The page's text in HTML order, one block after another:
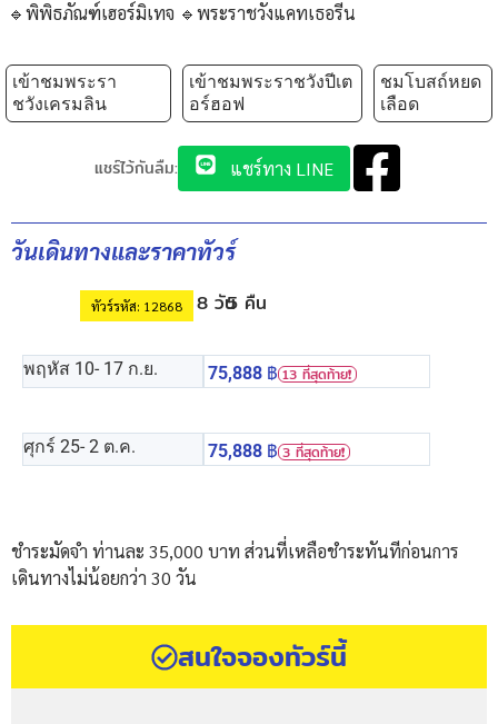
🔹พิพิธภัณฑ์เฮอร์มิเทจ 🔹พระราชวังแคทเธอรีน
เข้าชมพระรา
ชวังเครมลิน
เข้าชมพระราชวังปีเต
อร์ฮอฟ
ชมโบสถ์หยด
เลือด
แชร์ไว้กันลืม: แชร์ทาง LINE
วันเดินทางและราคาทัวร์
ทัวร์รหัส: 12868 8 วัน5 คืน
พฤหัส 10- 17 ก.ย. 75,888 ฿ 13 ที่สุดท้าย❗️
ศุกร์ 25- 2 ต.ค. 75,888 ฿ 3 ที่สุดท้าย❗️
ชำระมัดจำ ท่านละ 35,000 บาท ส่วนที่เหลือชำระทันทีก่อนการ
เดินทางไม่น้อยกว่า 30 วัน
สนใจจองทัวร์นี้